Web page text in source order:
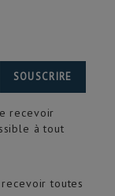
toutes
SOUSCRIRE
recevoir
à tout